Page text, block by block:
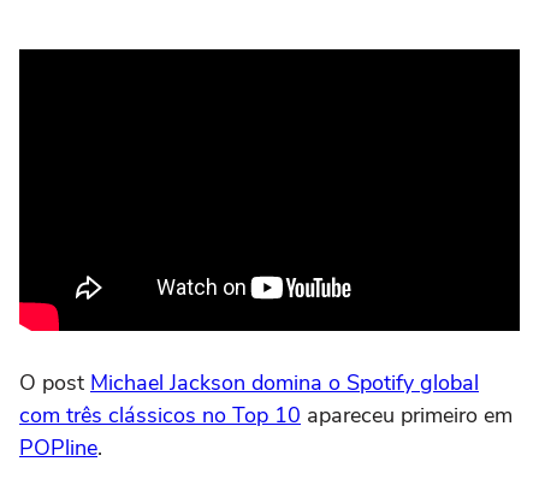
O post Michael Jackson domina o Spotify global
com três clássicos no Top 10 apareceu primeiro em
POPline.